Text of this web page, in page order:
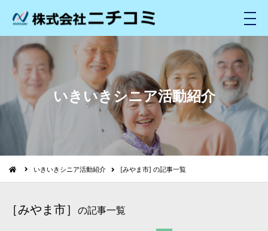
メ
ニ
ュ
いきいきシニア活動紹介
いきいきシニア活動紹介 [みやま市] の記事一覧
［みやま市］ の記事一覧